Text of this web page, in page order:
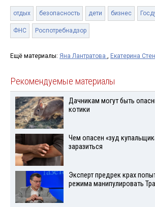
отдых безопасность дети бизнес
ФНС Роспотребнадзор
Ещё материалы: Яна Лантратова , Екатерина
Рекомендуемые материалы
Дачникам могут быть
котики
Чем опасен «зуд
заразиться
Эксперт предрек крах
режима манипулировать